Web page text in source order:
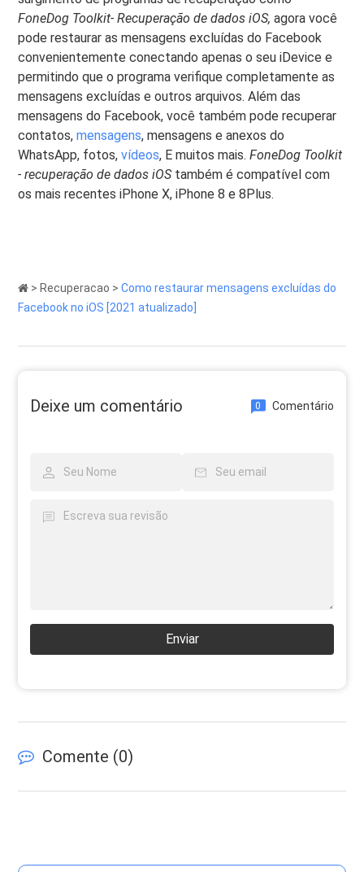
FoneDog Toolkit- Recuperação de dados iOS,agora você
pode restaurar as mensagens excluídas do Facebook
convenientemente conectando apenas o seu iDevice e
permitindo que o programa verifique completamente as
mensagens excluídas e outros arquivos. Além das
mensagens do Facebook, você também pode recuperar
contatos,mensagens, mensagens e anexos do
WhatsApp, fotos,vídeos, E muitos mais.FoneDog Toolkit
- recuperação de dados iOS também é compatível com
os mais recentes iPhone X, iPhone 8 e 8Plus.
> Recuperacao >Como restaurar mensagens excluídas do
Facebook no iOS [2021 atualizado]
Deixe um comentário 0 Comentário
Enviar
Comente (0)